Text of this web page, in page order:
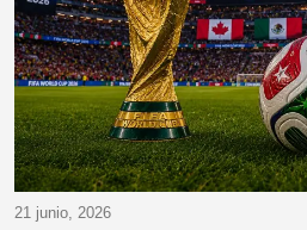
21 junio, 2026